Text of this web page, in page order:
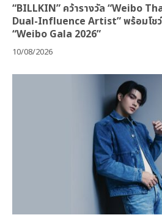
“BILLKIN” คว้ารางวัล “Weibo
Dual-Influence Artist” พร้อมโชว์
“Weibo Gala 2026”
10/08/2026